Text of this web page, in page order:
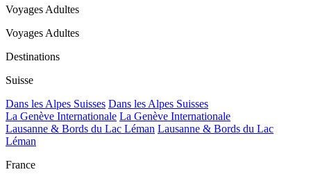
Voyages Adultes
Voyages Adultes
Destinations
Suisse
Dans les Alpes Suisses Dans les Alpes Suisses
La Genève Internationale La Genève Internationale
Lausanne & Bords du Lac Léman Lausanne & Bords du Lac
Léman
France